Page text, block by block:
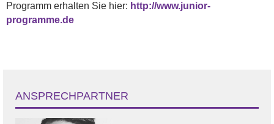
Programm erhalten Sie hier: http://www.junior-
programme.de
ANSPRECHPARTNER